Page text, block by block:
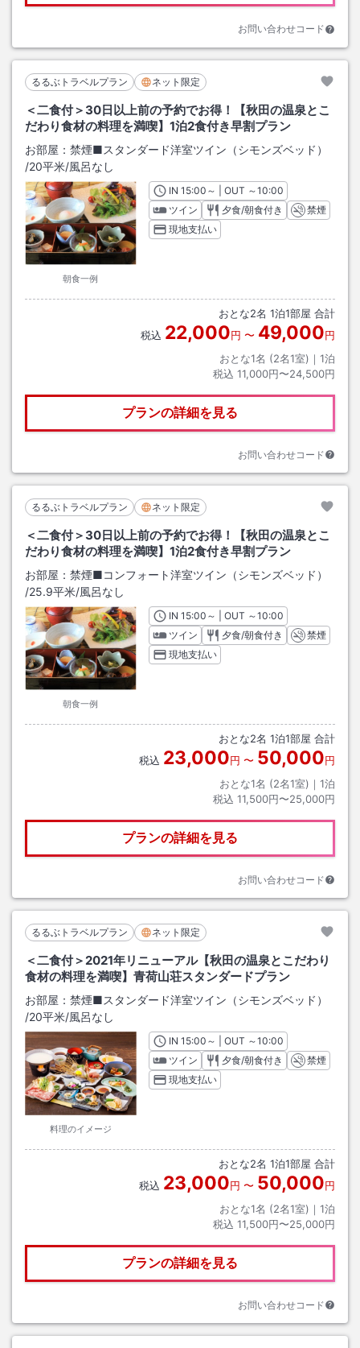
お問い合わせコード
るるぶトラベルプラン ネット限定
＜二食付＞30日以上前の予約でお得！【秋田の温泉とこ
だわり食材の料理を満喫】1泊2食付き早割プラン
お部屋： 禁煙■スタンダード洋室ツイン（シモンズベッド）
/20平米/風呂なし
朝食一例
INチェックイン
15:00 ～ | OUT チェックアウト
～10:00
ツイン
夕食/朝食付き
禁煙
現地支払い
おとな2名 1泊1部屋 合計
税込 22,000円 〜 49,000円
おとな1名 (2名1室)｜ 1泊
税込 11,000円〜24,500円
プランの詳細を見る
お問い合わせコード
るるぶトラベルプラン ネット限定
＜二食付＞30日以上前の予約でお得！【秋田の温泉とこ
だわり食材の料理を満喫】1泊2食付き早割プラン
お部屋： 禁煙■コンフォート洋室ツイン（シモンズベッド）
/25.9平米/風呂なし
朝食一例
INチェックイン
15:00 ～ | OUT チェックアウト
～10:00
ツイン
夕食/朝食付き
禁煙
現地支払い
おとな2名 1泊1部屋 合計
税込 23,000円 〜 50,000円
おとな1名 (2名1室)｜ 1泊
税込 11,500円〜25,000円
プランの詳細を見る
お問い合わせコード
るるぶトラベルプラン ネット限定
＜二食付＞2021年リニューアル【秋田の温泉とこだわり
食材の料理を満喫】青荷山荘スタンダードプラン
お部屋： 禁煙■スタンダード洋室ツイン（シモンズベッド）
/20平米/風呂なし
料理のイメージ
INチェックイン
15:00 ～ | OUT チェックアウト
～10:00
ツイン
夕食/朝食付き
禁煙
現地支払い
おとな2名 1泊1部屋 合計
税込 23,000円 〜 50,000円
おとな1名 (2名1室)｜ 1泊
税込 11,500円〜25,000円
プランの詳細を見る
お問い合わせコード